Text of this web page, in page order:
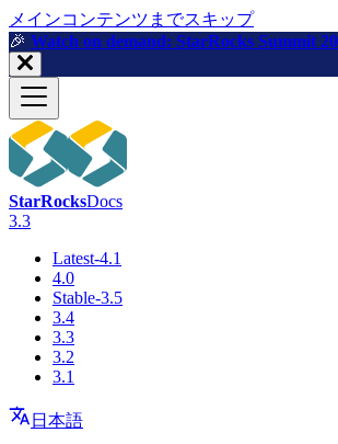
メインコンテンツまでスキップ
🎉️ Watch on demand: StarRocks Summit
StarRocksDocs
3.3
Latest-4.1
4.0
Stable-3.5
3.4
3.3
3.2
3.1
日本語